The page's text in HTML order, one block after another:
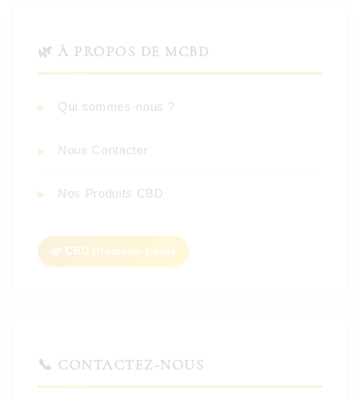
🌿 À PROPOS DE MCBD
Qui sommes-nous ?
Nous Contacter
Nos Produits CBD
🌿 CBD Premium Légal
📞 CONTACTEZ-NOUS